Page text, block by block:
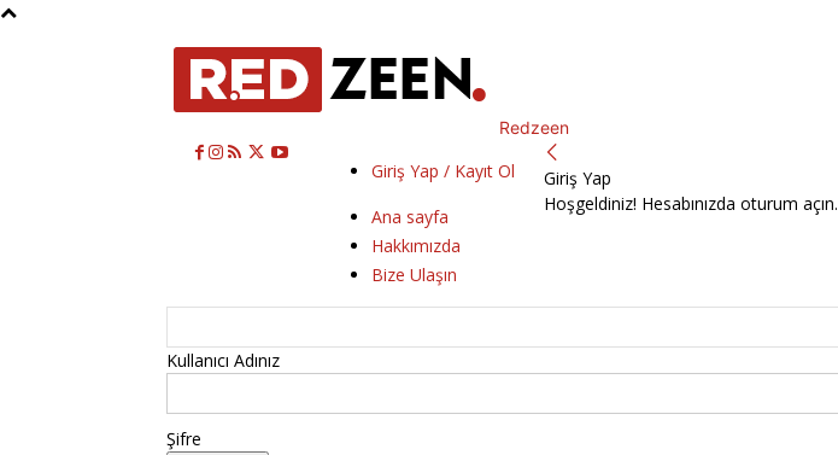
Redzeen
Giriş Yap / Kayıt Ol
Ana sayfa
Hakkımızda
Bize Ulaşın
Giriş Yap
Hoşgeldiniz! Hesabınızda oturum açın.
Kullanıcı Adınız
Şifre